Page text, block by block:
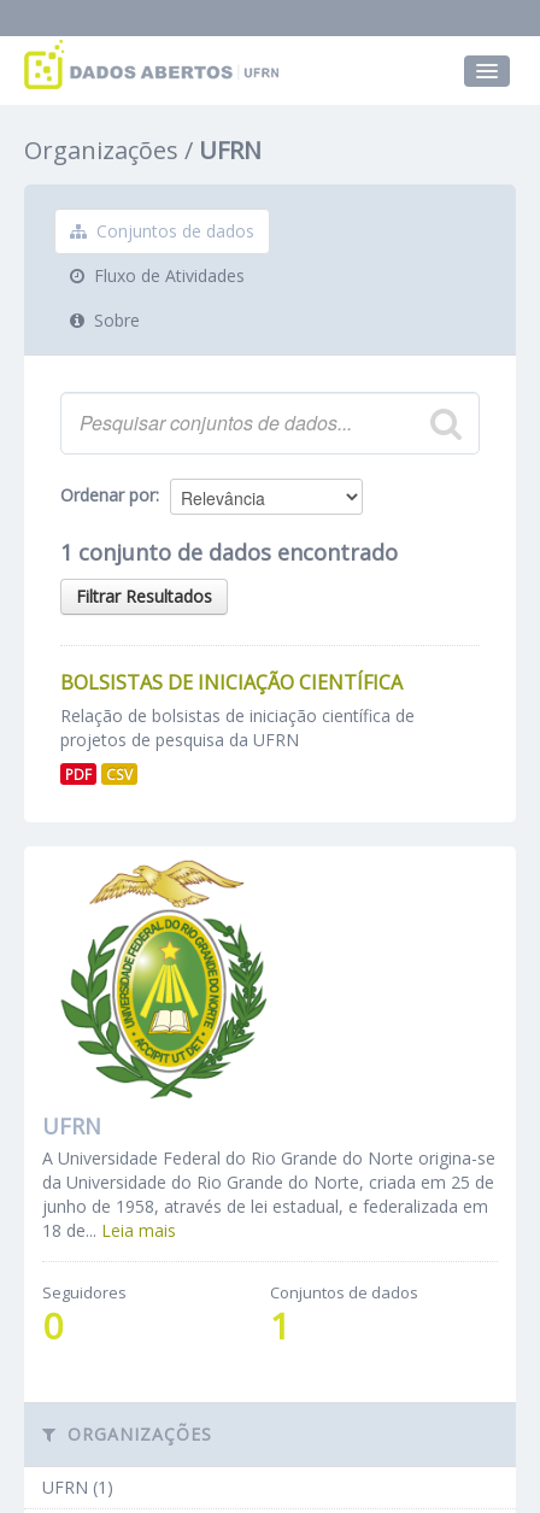
Grupos
Sobre
Organizações UFRN
Conjuntos de dados
Fluxo de Atividades
Sobre
Ordenar por
1 conjunto de dados encontrado
Filtrar Resultados
BOLSISTAS DE INICIAÇÃO CIENTÍFICA
Relação de bolsistas de iniciação científica de
projetos de pesquisa da UFRN
PDF CSV
UFRN
A Universidade Federal do Rio Grande do Norte origina-se
da Universidade do Rio Grande do Norte, criada em 25 de
junho de 1958, através de lei estadual, e federalizada em
18 de... Leia mais
Seguidores
0
Conjuntos de dados
1
ORGANIZAÇÕES
UFRN (1)